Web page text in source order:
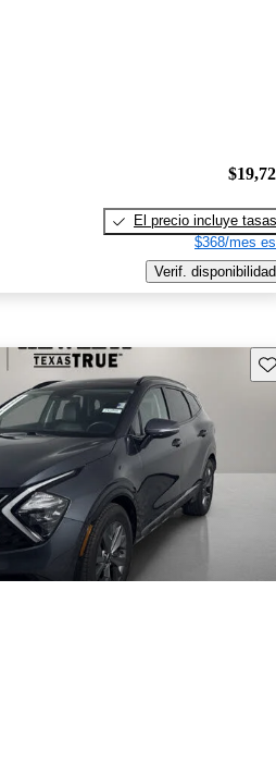
El precio incluye tasas
$368/mes
Verif. disponibilidad